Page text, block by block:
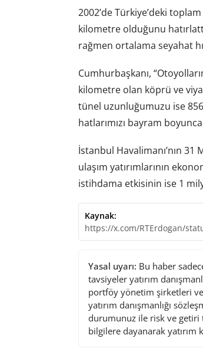
2002’de Türkiye’deki
kilometre olduğunu
rağmen ortalama seyahat
Cumhurbaşkanı,
kilometre olan köprü ve
tünel uzunluğumuzu ise
hatlarımızı bayram
İstanbul Havalimanı’nın 31
ulaşım yatırımlarının
istihdama etkisinin ise 1
Kaynak:
https://x.com/RTErdogan/
Yasal uyarı: Bu haber
tavsiyeler yatırım
portföy yönetim şirketleri
yatırım danışmanlığı
durumunuz ile risk ve getiri
bilgilere dayanarak